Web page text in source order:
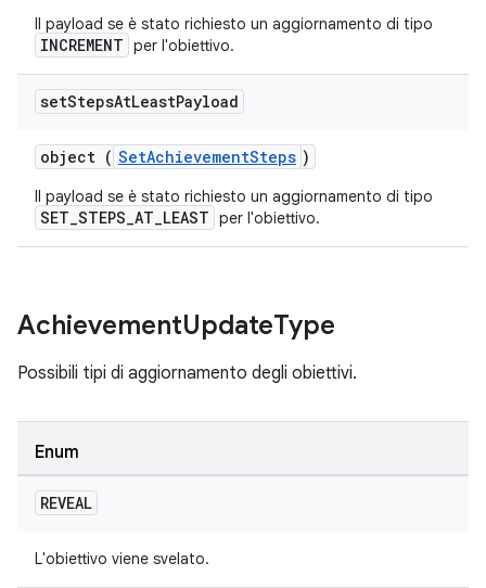
Il payload se è stato richiesto un aggiornamento di tipo
INCREMENT per l'obiettivo.
setStepsAtLeastPayload
object ( SetAchievementSteps )
Il payload se è stato richiesto un aggiornamento di tipo
SET_STEPS_AT_LEAST per l'obiettivo.
AchievementUpdateType
Possibili tipi di aggiornamento degli obiettivi.
Enum
REVEAL
L'obiettivo viene svelato.